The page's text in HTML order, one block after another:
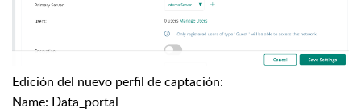
Edición del nuevo perfil de captación:
Name: Data_portal